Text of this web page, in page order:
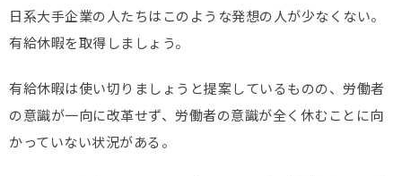
日系大手企業の人たちはこのような発想の人が少なくない。
有給休暇を取得しましょう。
有給休暇は使い切りましょうと提案しているものの、労働者
の意識が一向に改革せず、労働者の意識が全く休むことに向
かっていない状況がある。